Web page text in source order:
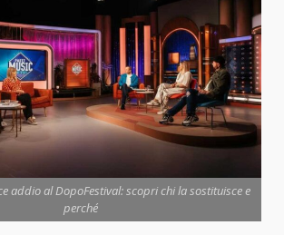
addio al DopoFestival: scopri chi la sostituisce e
perché